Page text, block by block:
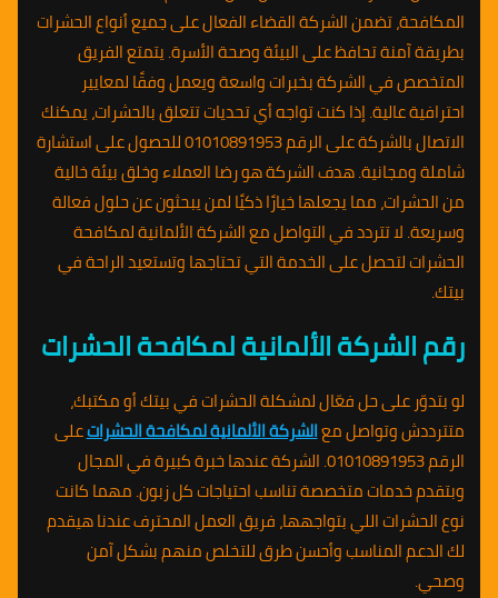
المكافحة، تضمن الشركة القضاء الفعال على جميع أنواع الحشرات
بطريقة آمنة تحافظ على البيئة وصحة الأسرة. يتمتع الفريق
المتخصص في الشركة بخبرات واسعة ويعمل وفقًا لمعايير
احترافية عالية. إذا كنت تواجه أي تحديات تتعلق بالحشرات، يمكنك
الاتصال بالشركة على الرقم 01010891953 للحصول على استشارة
شاملة ومجانية. هدف الشركة هو رضا العملاء وخلق بيئة خالية
من الحشرات، مما يجعلها خيارًا ذكيًا لمن يبحثون عن حلول فعالة
وسريعة. لا تتردد في التواصل مع الشركة الألمانية لمكافحة
الحشرات لتحصل على الخدمة التي تحتاجها وتستعيد الراحة في
بيتك.
رقم الشركة الألمانية لمكافحة الحشرات
لو بتدوّر على حل فعّال لمشكلة الحشرات في بيتك أو مكتبك،
متترددش وتواصل معالشركة الألمانية لمكافحة الحشراتعلى
الرقم 01010891953. الشركة عندها خبرة كبيرة في المجال
وبتقدم خدمات متخصصة تناسب احتياجات كل زبون. مهما كانت
نوع الحشرات اللي بتواجهها، فريق العمل المحترف عندنا هيقدم
لك الدعم المناسب وأحسن طرق للتخلص منهم بشكل آمن
وصحي.